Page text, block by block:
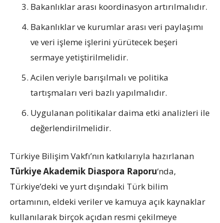
Bakanlıklar arası koordinasyon artırılmalıdır.
Bakanlıklar ve kurumlar arası veri paylaşımı
ve veri işleme işlerini yürütecek beşeri
sermaye yetiştirilmelidir.
Acilen veriyle barışılmalı ve politika
tartışmaları veri bazlı yapılmalıdır.
Uygulanan politikalar daima etki analizleri ile
değerlendirilmelidir.
Türkiye Bilişim Vakfı’nın katkılarıyla hazırlanan
Türkiye Akademik Diaspora Raporu‘nda,
Türkiye’deki ve yurt dışındaki Türk bilim
ortamının, eldeki veriler ve kamuya açık kaynaklar
kullanılarak birçok açıdan resmi çekilmeye